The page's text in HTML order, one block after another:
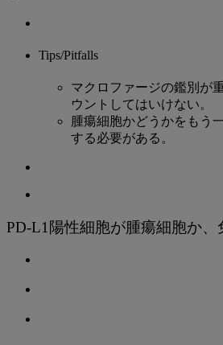
Tips/Pitfalls
マクロファージの鑑別が
ウントしてはいけない。
腫瘍細胞かどうかをもう
する必要がある。
PD-L1陽性細胞が腫瘍細胞か、